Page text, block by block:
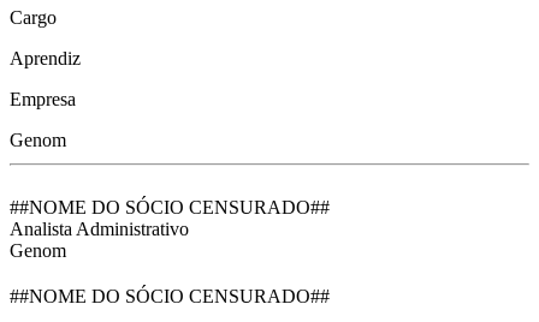
Cargo
Aprendiz
Empresa
Genom
##NOME DO SÓCIO CENSURADO##
Analista Administrativo
Genom
##NOME DO SÓCIO CENSURADO##